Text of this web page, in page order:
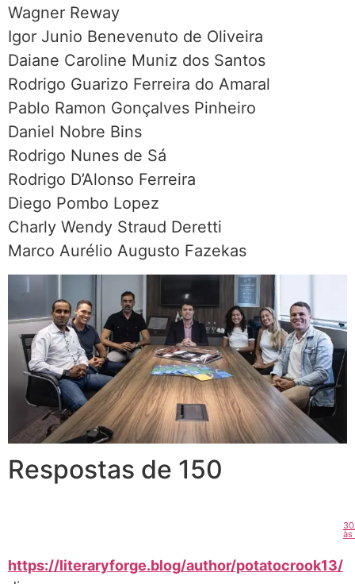
Wagner Reway
Igor Junio Benevenuto de Oliveira
Daiane Caroline Muniz dos Santos
Rodrigo Guarizo Ferreira do Amaral
Pablo Ramon Gonçalves Pinheiro
Daniel Nobre Bins
Rodrigo Nunes de Sá
Rodrigo D’Alonso Ferreira
Diego Pombo Lopez
Charly Wendy Straud Deretti
Marco Aurélio Augusto Fazekas
Respostas de 150
https://literaryforge.blog/author/potatocrook13/
às